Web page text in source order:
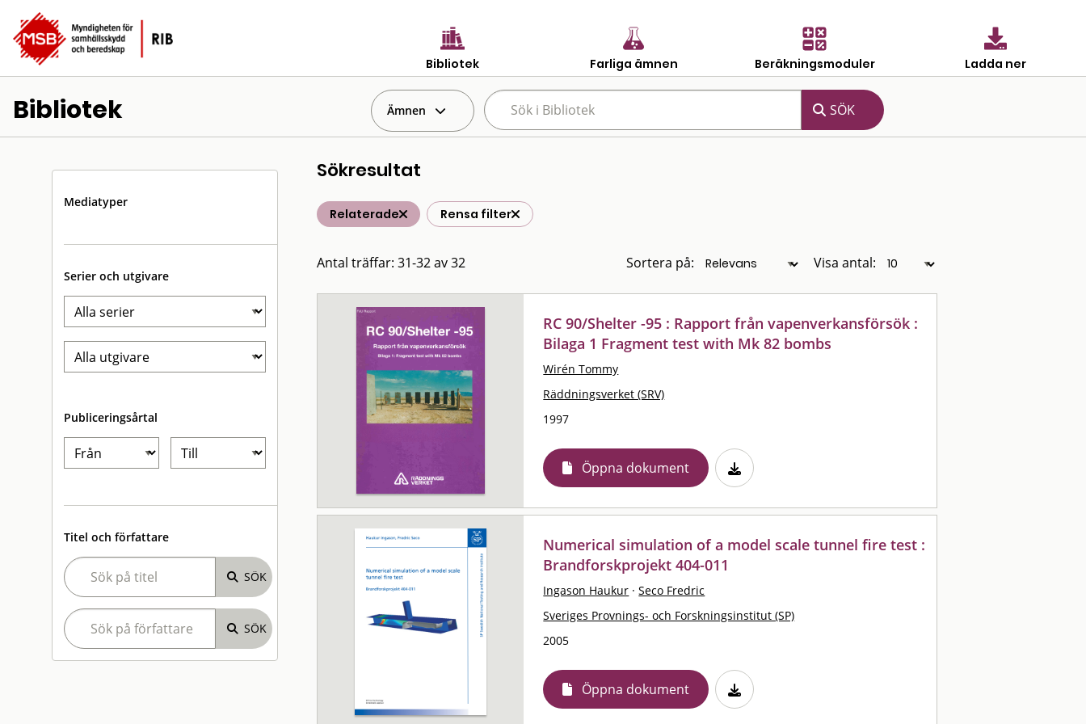
Bibliotek Farliga ämnen Beräkningsmoduler Ladda ner
Bibliotek Ämnen
Mediatyper
Serier och utgivare
Publiceringsårtal
Titel och författare
Sökresultat
Relaterade Rensa filter
Antal träffar: 31-32 av 32 Sortera på: Visa antal:
RC 90/Shelter -95 : Rapport från vapenverkansförsök :
Bilaga 1 Fragment test with Mk 82 bombs
Wirén Tommy
Räddningsverket (SRV)
1997
Öppna dokument
Numerical simulation of a model scale tunnel fire test :
Brandforskprojekt 404-011
Ingason Haukur · Seco Fredric
Sveriges Provnings- och Forskningsinstitut (SP)
2005
Öppna dokument